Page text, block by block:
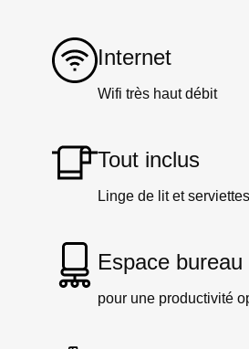
Internet
Wifi très haut débit
Tout inclus
Linge de lit et
Espace bureau
pour une productivité